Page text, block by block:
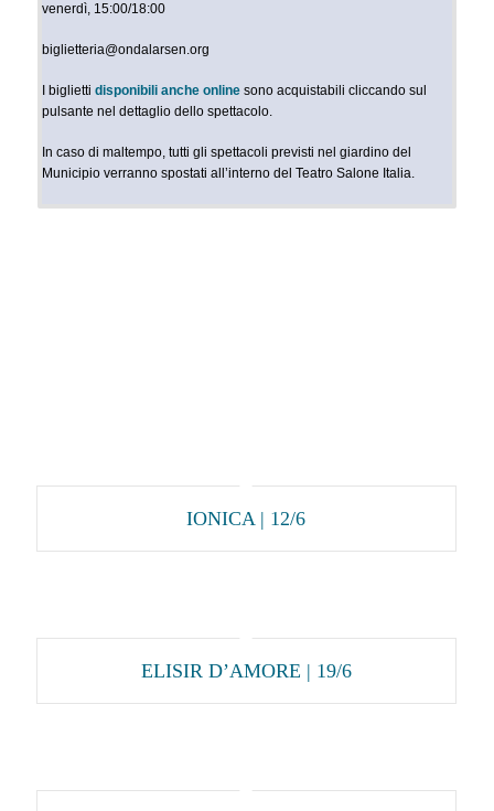
venerdì, 15:00/18:00
biglietteria@ondalarsen.org
I biglietti disponibili anche onlinesono acquistabili cliccando sul
pulsante nel dettaglio dello spettacolo.
In caso di maltempo, tutti gli spettacoli previsti nel giardino del
Municipio verranno spostati all’interno del Teatro Salone Italia.
IONICA | 12/6
ELISIR D’AMORE | 19/6